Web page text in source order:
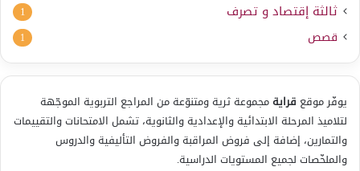
ثالثة إقتصاد و تصرف 1
قصص 1
يوفّر موقع قرايةمجموعة ثرية ومتنوّعة من المراجع التربوية الموجّهة
لتلاميذ المرحلة الابتدائية والإعدادية والثانوية، تشمل الامتحانات والتقييمات
والتمارين، إضافة إلى فروض المراقبة والفروض التأليفية والدروس
والملخّصات لجميع المستويات الدراسية.